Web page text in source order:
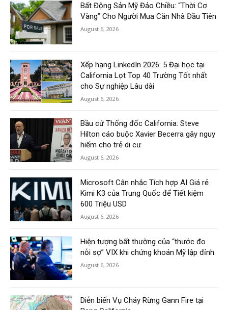
Bất Động Sản Mỹ Đảo Chiều: “Thời Cơ
Vàng” Cho Người Mua Căn Nhà Đầu Tiên
August 6, 2026
Xếp hạng LinkedIn 2026: 5 Đại học tại
California Lọt Top 40 Trường Tốt nhất
cho Sự nghiệp Lâu dài
August 6, 2026
Bầu cử Thống đốc California: Steve
Hilton cáo buộc Xavier Becerra gây nguy
hiểm cho trẻ di cư
August 6, 2026
Microsoft Cân nhắc Tích hợp AI Giá rẻ
Kimi K3 của Trung Quốc để Tiết kiệm
600 Triệu USD
August 6, 2026
Hiện tượng bất thường của “thước đo
nỗi sợ” VIX khi chứng khoán Mỹ lập đỉnh
August 6, 2026
Diễn biến Vụ Cháy Rừng Gann Fire tại